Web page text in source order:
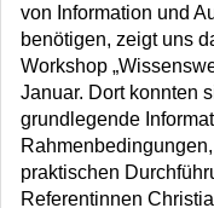
von Information und
benötigen, zeigt uns
Workshop
Januar. Dort konnten
grundlegende
praktischen
Referentinnen